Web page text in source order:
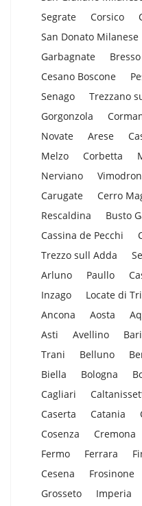
Segrate
Corsico
San Donato Milanese
Garbagnate
Bresso
Cesano Boscone
Senago
Trezzano
Gorgonzola
Novate
Arese
Melzo
Corbetta
Nerviano
Carugate
Cerro
Rescaldina
Busto
Cassina de Pecchi
Trezzo sull Adda
Arluno
Paullo
Inzago
Locate di
Ancona
Aosta
Asti
Avellino Bari
Trani
Belluno
Biella
Bologna
Cagliari
Caserta
Catania
Cosenza
Cremona
Fermo
Ferrara
Cesena
Frosinone
Grosseto
Imperia